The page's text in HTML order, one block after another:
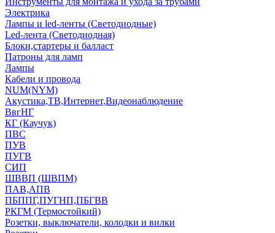
Электрика
Лампы и led-ленты (Светодиодные)
Led-лента (Светодиодная)
Блоки,стартеры и балласт
Патроны для ламп
Лампы
Кабели и провода
NUM(NYM)
Акустика,ТВ,Интернет,Видеонаблюдение
ВвгНГ
КГ (Каучук)
ПВС
ПУВ
ПУГВ
СИП
ШВВП (ШВПМ)
ПАВ,АПВ
ПБППГ,ПУГНП,ПБГВВ
РКГМ (Термостойкий)
Розетки, выключатели, колодки и вилки